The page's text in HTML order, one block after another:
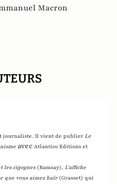
Macron
journaliste. Il vient de publier Le
avec Atlantico Editions et
les cigognes (Ramsay), L'affiche
que vous aimez haïr (Grasset) qui